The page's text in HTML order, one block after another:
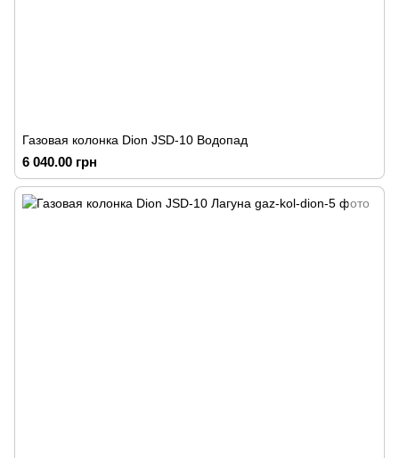
Газовая колонка Dion JSD-10 Водопад
6 040.00 грн